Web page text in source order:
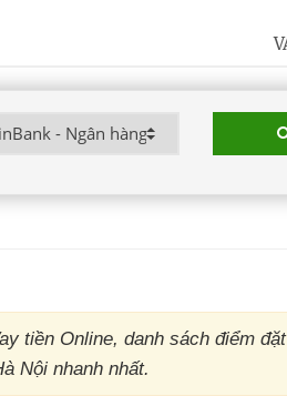
tiền Online, danh sách điểm
Nội nhanh nhất.